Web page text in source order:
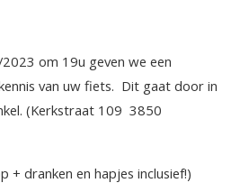
om 19u geven we een
van uw fiets. Dit gaat door in
(Kerkstraat 109 3850
+ dranken en hapjes inclusief!)